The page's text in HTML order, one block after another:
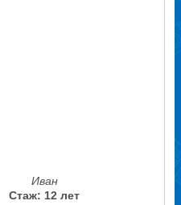
Иван
Стаж: 12 лет